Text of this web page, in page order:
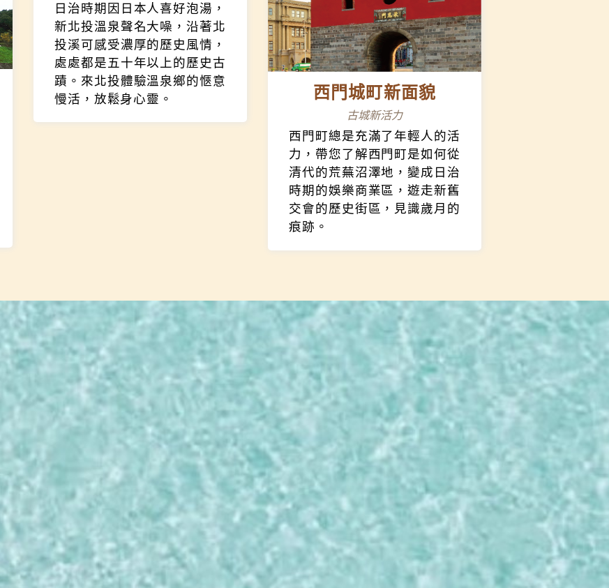
日治時期因日本人喜好泡湯，
新北投溫泉聲名大噪，沿著北
投溪可感受濃厚的歷史風情，
處處都是五十年以上的歷史古
蹟。來北投體驗溫泉鄉的愜意
慢活，放鬆身心靈。
西門城町新面貌
古城新活力
西門町總是充滿了年輕人的活
力，帶您了解西門町是如何從
清代的荒蕪沼澤地，變成日治
時期的娛樂商業區，遊走新舊
交會的歷史街區，見識歲月的
痕跡。